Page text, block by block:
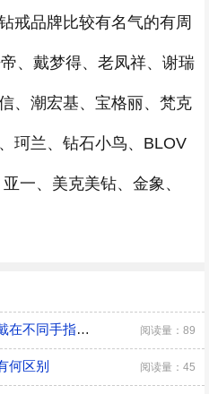
戒品牌比较有名气的有周
、戴梦得、老凤祥、谢瑞
、潮宏基、宝格丽、梵克
珂兰、钻石小鸟、BLOV
一、美克美钻、金象、
戒指戴在不同手指的意义戒指戴在不同手指的意义介绍 阅读量：89
何区别 阅读量：45